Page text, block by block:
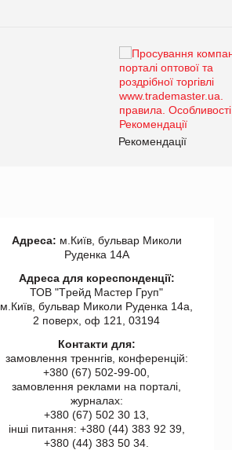
Рекомендації
Адреса: м.Київ, бульвар Миколи
Руденка 14А
Адреса для кореспонденції:
ТОВ "Tрейд Мастер Груп"
м.Київ, бульвар Миколи Руденка 14а,
2 поверх, оф 121, 03194
Контакти для:
замовлення треннгів, конференцій:
+380 (67) 502-99-00,
замовлення реклами на порталі,
журналах:
+380 (67) 502 30 13,
інші питання: +380 (44) 383 92 39,
+380 (44) 383 50 34.